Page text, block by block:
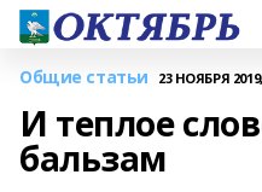
Общие статьи 23 НОЯБРЯ
И теплое
бальзам